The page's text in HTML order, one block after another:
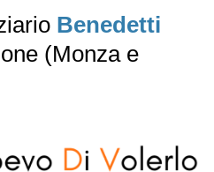
Benedetti
(Monza e